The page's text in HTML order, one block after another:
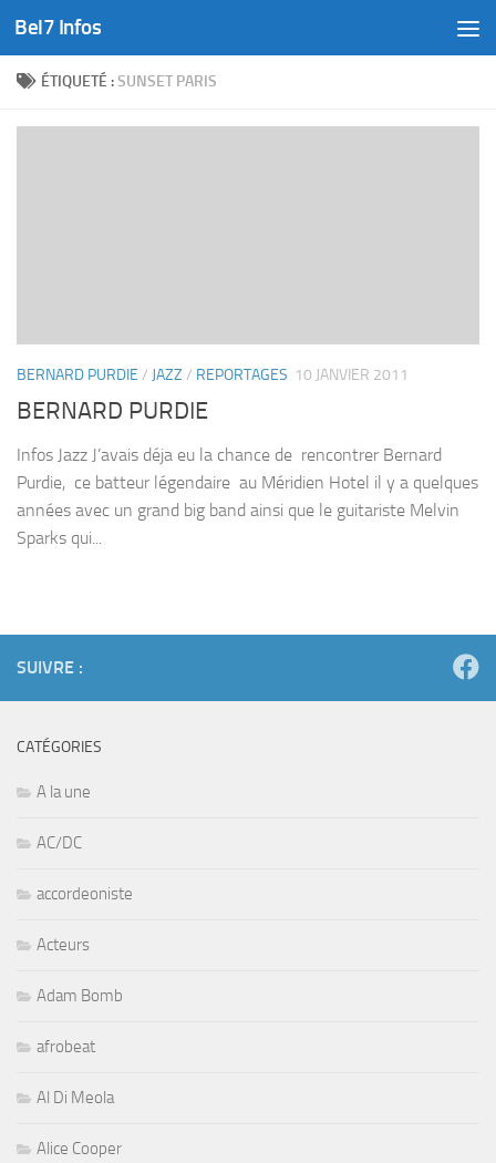
Skip to content
Bel7 Infos
ÉTIQUETÉ :SUNSET PARIS
BERNARD PURDIE / JAZZ / REPORTAGES 10 JANVIER 2011
BERNARD PURDIE
Infos Jazz J’avais déja eu la chance de rencontrer Bernard
Purdie, ce batteur légendaire au Méridien Hotel il y a quelques
années avec un grand big band ainsi que le guitariste Melvin
Sparks qui...
SUIVRE :
CATÉGORIES
A la une
AC/DC
accordeoniste
Acteurs
Adam Bomb
afrobeat
Al Di Meola
Alice Cooper